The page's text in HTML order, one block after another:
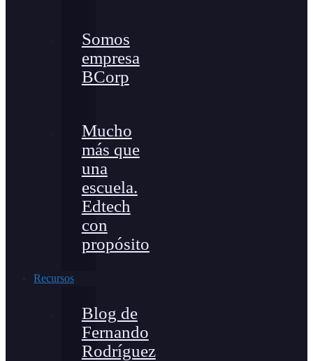
Somos
empresa
BCorp
Mucho
más que
una
escuela.
Edtech
con
propósito
Recursos
Blog de
Fernando
Rodríguez